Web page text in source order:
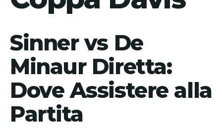
Sinner vs De
Minaur Diretta:
Dove Assistere alla
Partita